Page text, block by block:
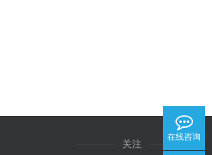
关注
在线咨询